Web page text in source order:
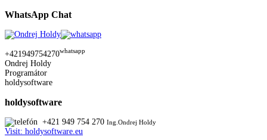
WhatsApp Chat
+421949754270whatsapp
Ondrej Holdy
Programátor
holdysoftware
holdysoftware
+421 949 754 270 Ing.Ondrej Holdy
Visit: holdysoftware.eu